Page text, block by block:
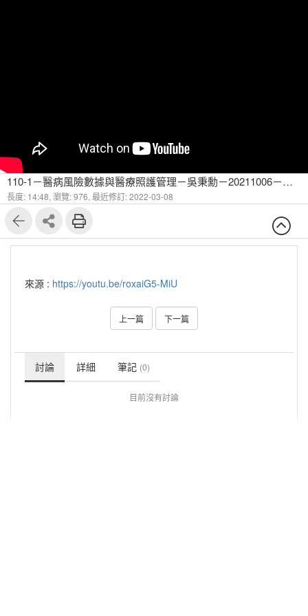
110-1－醫病風險數據與醫療照護管理－吳秉勳－20211006－糖尿病的流行病學與簡介-6
長度: 14:48, 瀏覽: 976, 最近修訂: 2022-03-08
來源 : https://youtu.be/roxaiG5-MiU
上一篇 下一篇
討論 詳細 筆記 (0)
目前沒有討論